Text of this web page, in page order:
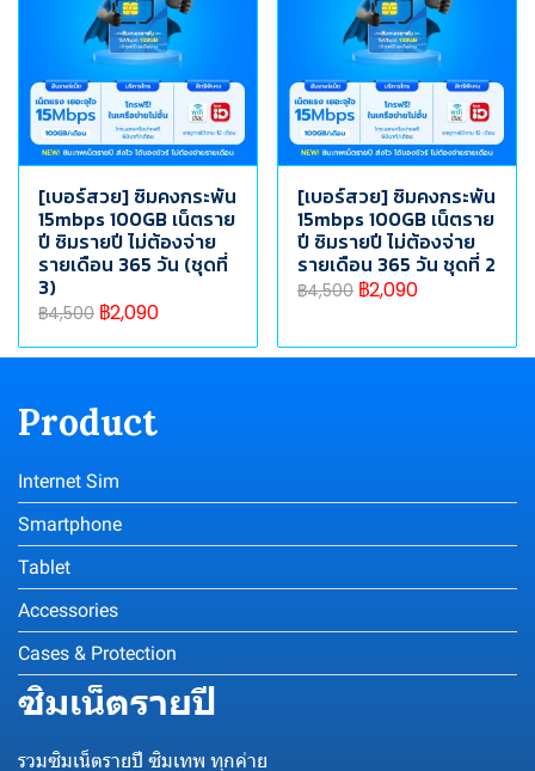
[เบอร์สวย] ซิมคงกระพัน
15mbps 100GB เน็ตราย
ปี ซิมรายปี ไม่ต้องจ่าย
รายเดือน 365 วัน (ชุดที่
3)
฿4,500 ฿2,090
[เบอร์สวย] ซิมคงกระพัน
15mbps 100GB เน็ตราย
ปี ซิมรายปี ไม่ต้องจ่าย
รายเดือน 365 วัน ชุดที่ 2
฿4,500 ฿2,090
Product
Internet Sim
Smartphone
Tablet
Accessories
Cases & Protection
ซิมเน็ตรายปี
รวมซิมเน็ตรายปี ซิมเทพ ทุกค่าย